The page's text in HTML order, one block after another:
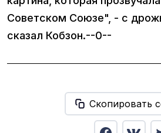
Советском Союзе", - с
сказал Кобзон.--0--
Скопировать